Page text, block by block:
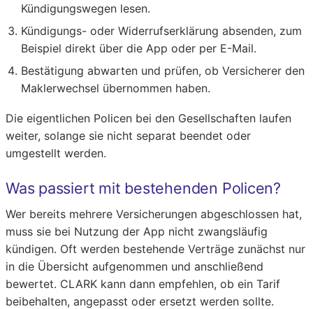
Kündigungswegen lesen.
Kündigungs- oder Widerrufserklärung absenden, zum
Beispiel direkt über die App oder per E-Mail.
Bestätigung abwarten und prüfen, ob Versicherer den
Maklerwechsel übernommen haben.
Die eigentlichen Policen bei den Gesellschaften laufen
weiter, solange sie nicht separat beendet oder
umgestellt werden.
Was passiert mit bestehenden Policen?
Wer bereits mehrere Versicherungen abgeschlossen hat,
muss sie bei Nutzung der App nicht zwangsläufig
kündigen. Oft werden bestehende Verträge zunächst nur
in die Übersicht aufgenommen und anschließend
bewertet. CLARK kann dann empfehlen, ob ein Tarif
beibehalten, angepasst oder ersetzt werden sollte.